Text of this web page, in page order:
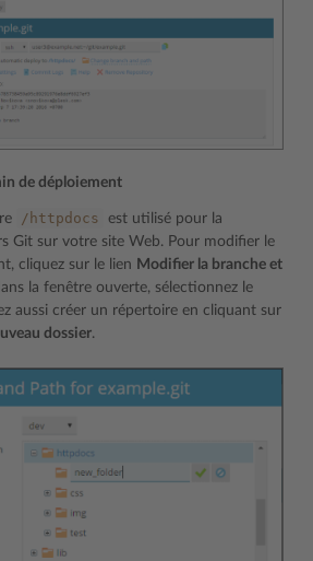
de déploiement
/httpdocs
est utilisé pour la
Git sur votre site Web. Pour modifier le
cliquez sur le lien Modifier la branche et
la fenêtre ouverte, sélectionnez le
aussi créer un répertoire en cliquant sur
dossier.